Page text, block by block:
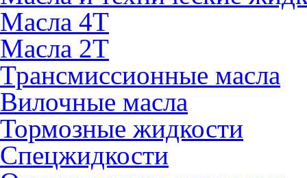
Масла 4Т
Масла 2Т
Трансмиссионные масла
Вилочные масла
Тормозные жидкости
Спецжидкости